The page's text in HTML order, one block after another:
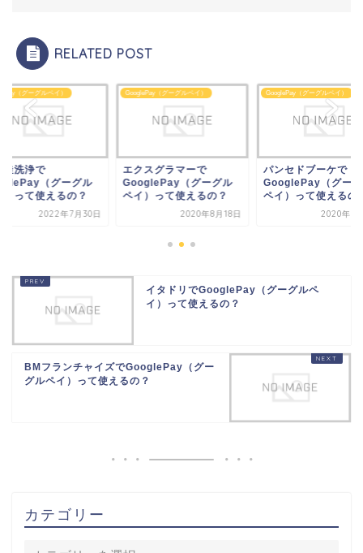
RELATED POST
（グーグルペイ）
スグラマーで
（グーグル
）って使えるの？
2020年8月18日
GooglePay（グーグルペイ）
パンセドブーケで
GooglePay（グーグル
ペイ）って使えるの？
2020年8月10日
GooglePay（グーグルペイ）
風呂釜洗浄で
GooglePay（グー
ペイ）って使えるの
2022年7
イタドリでGooglePay（グーグルペ
イ）って使えるの？
BMフランチャイズでGooglePay（グー
グルペイ）って使えるの？
カテゴリー